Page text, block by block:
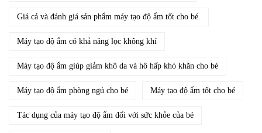
Giá cả và đánh giá sản phẩm máy tạo độ ẩm tốt cho bé.
Máy tạo độ ẩm có khả năng lọc không khí
Máy tạo độ ẩm giúp giảm khô da và hô hấp khó khăn cho bé
Máy tạo độ ẩm phòng ngủ cho bé Máy tạo độ ẩm tốt cho bé
Tác dụng của máy tạo độ ẩm đối với sức khỏe của bé